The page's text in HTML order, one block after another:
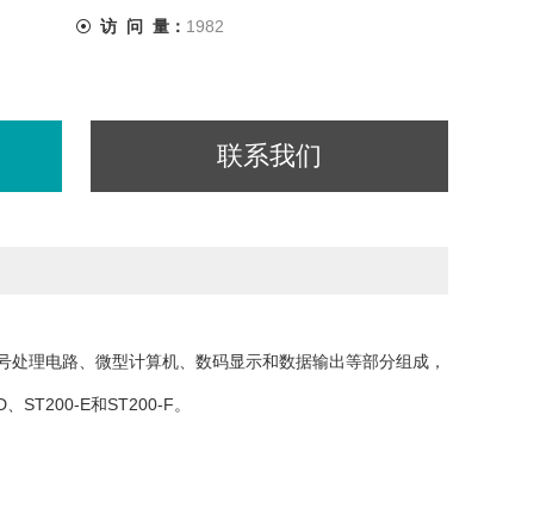
访 问 量： 1982
联系我们
理电路、微型计算机、数码显示和数据输出等部分组成，
ST200-E和ST200-F。